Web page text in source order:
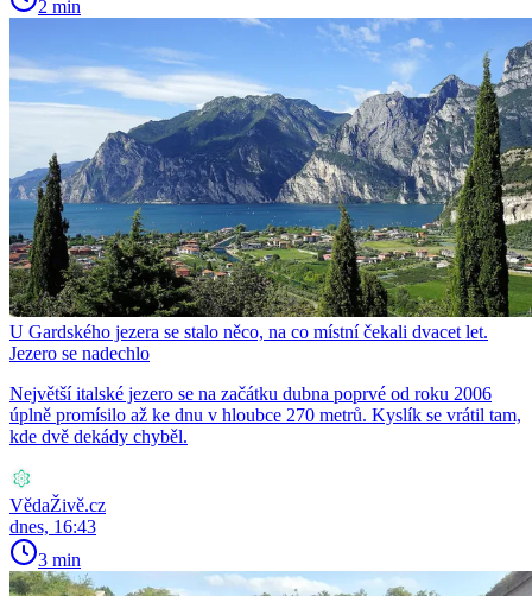
2 min
U Gardského jezera se stalo něco, na co místní čekali dvacet let.
Jezero se nadechlo
Největší italské jezero se na začátku dubna poprvé od roku 2006
úplně promísilo až ke dnu v hloubce 270 metrů. Kyslík se vrátil tam,
kde dvě dekády chyběl.
VědaŽivě.cz
dnes, 16:43
3 min